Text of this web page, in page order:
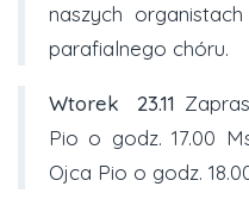
naszych
parafialnego chóru.
Wtorek 23.11
Pio o godz. 17.00
Ojca Pio o godz.